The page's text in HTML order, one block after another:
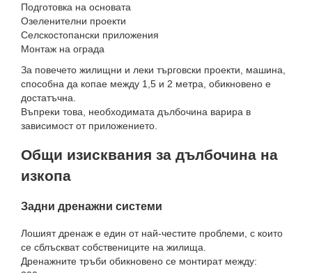
Подготовка на основата
Озеленителни проекти
Селскостопански приложения
Монтаж на ограда
За повечето жилищни и леки търговски проекти, машина,
способна да копае между 1,5 и 2 метра, обикновено е
достатъчна.
Въпреки това, необходимата дълбочина варира в
зависимост от приложението.
Общи изисквания за дълбочина на
изкопа
Задни дренажни системи
Лошият дренаж е един от най-честите проблеми, с които
се сблъскват собствениците на жилища.
Дренажните тръби обикновено се монтират между: